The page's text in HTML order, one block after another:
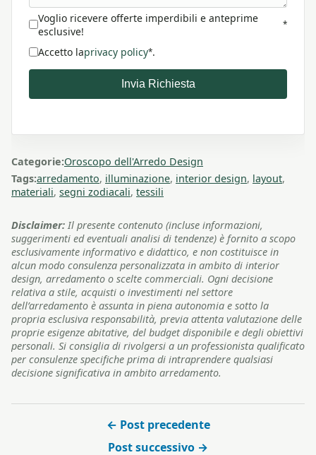
Voglio ricevere offerte imperdibili e anteprime
esclusive!
*
Accetto laprivacy policy*.
Invia Richiesta
Categorie:Oroscopo dell'Arredo Design
Tags:arredamento, illuminazione, interior design, layout,
materiali, segni zodiacali, tessili
Disclaimer: Il presente contenuto (incluse informazioni,
suggerimenti ed eventuali analisi di tendenze) è fornito a scopo
esclusivamente informativo e didattico, e non costituisce in
alcun modo consulenza personalizzata in ambito di interior
design, arredamento o scelte commerciali. Ogni decisione
relativa a stile, acquisti o investimenti nel settore
dell’arredamento è assunta in piena autonomia e sotto la
propria esclusiva responsabilità, previa attenta valutazione delle
proprie esigenze abitative, del budget disponibile e degli obiettivi
personali. Si consiglia di rivolgersi a un professionista qualificato
per consulenze specifiche prima di intraprendere qualsiasi
decisione significativa in ambito arredamento.
← Post precedente
Post successivo →